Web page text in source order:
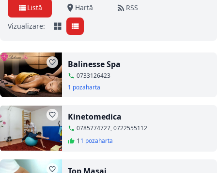
Listă Hartă
RSS
Vizualizare:
Balinesse Spa
0733126423
1 pozaharta
Kinetomedica
0785774727, 0722555112
1 1 pozaharta